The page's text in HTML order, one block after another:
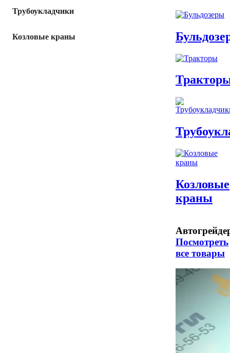
Трубоукладчики
Козловые краны
Козловые
краны
Посмотреть
все товары